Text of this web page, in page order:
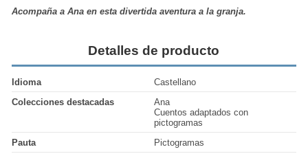
Acompaña a Ana en esta divertida aventura a la granja.
Detalles de producto
Idioma
Castellano
Colecciones destacadas
Ana
Cuentos adaptados con
pictogramas
Pauta
Pictogramas